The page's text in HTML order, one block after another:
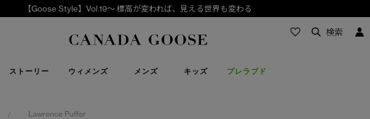
【Goose Style】Vol.19～ 標高が変われば、見える世界も変わる
Canada Goose
ストーリー ウィメンズ メンズ キッズ プレラブド
下取り申請 検索
/ Lawrence Puffer